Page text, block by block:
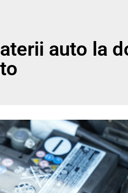
auto la